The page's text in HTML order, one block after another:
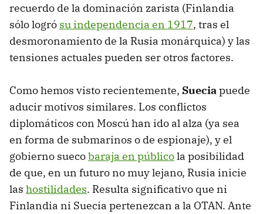
recuerdo de la dominación zarista (Finlandia
sólo logró su independencia en 1917, tras el
desmoronamiento de la Rusia monárquica) y las
tensiones actuales pueden ser otros factores.
Como hemos visto recientemente, Suecia puede
aducir motivos similares. Los conflictos
diplomáticos con Moscú han ido al alza (ya sea
en forma de submarinos o de espionaje), y el
gobierno suecobaraja en públicola posibilidad
de que, en un futuro no muy lejano, Rusia inicie
las hostilidades. Resulta significativo que ni
Finlandia ni Suecia pertenezcan a la OTAN. Ante